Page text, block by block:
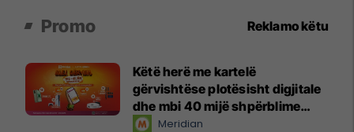
Promo Reklamo këtu
Këtë herë me kartelë
gërvishtëse plotësisht digjitale
dhe mbi 40 mijë shpërblime
instant!Meridian